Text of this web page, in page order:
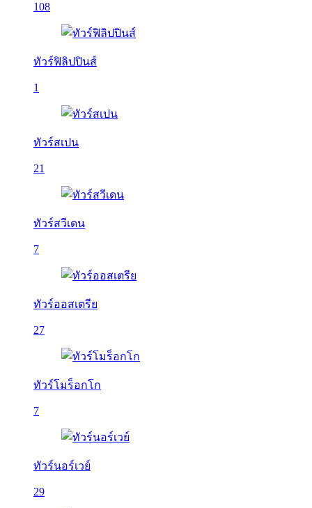
108
ทัวร์ฟิลิปปินส์
1
ทัวร์สเปน
21
ทัวร์สวีเดน
7
ทัวร์ออสเตรีย
27
ทัวร์โมร็อกโก
7
ทัวร์นอร์เวย์
29